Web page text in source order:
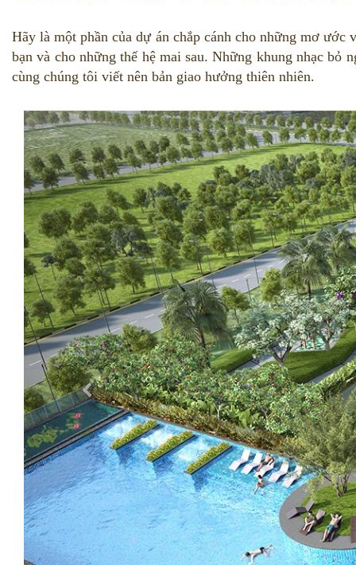
Hãy là một phần của dự án chắp cánh cho những mơ
bạn và cho những thế hệ mai sau. Những khung nhạc
cùng chúng tôi viết nên bản giao hưởng thiên nhiên.